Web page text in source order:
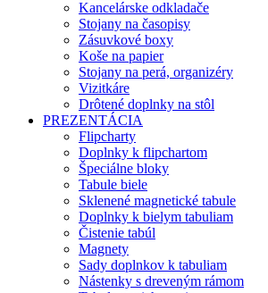
Kancelárske odkladače
Stojany na časopisy
Zásuvkové boxy
Koše na papier
Stojany na perá, organizéry
Vizitkáre
Drôtené doplnky na stôl
PREZENTÁCIA
Flipcharty
Doplnky k flipchartom
Špeciálne bloky
Tabule biele
Sklenené magnetické tabule
Doplnky k bielym tabuliam
Čistenie tabúl
Magnety
Sady doplnkov k tabuliam
Nástenky s dreveným rámom